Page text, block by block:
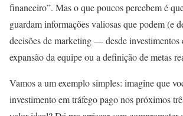
financeiro”. Mas o que poucos percebem é
guardam informações valiosas que podem (e
decisões de marketing — desde investimentos
expansão da equipe ou a definição de metas
Vamos a um exemplo simples: imagine que
investimento em tráfego pago nos próximos